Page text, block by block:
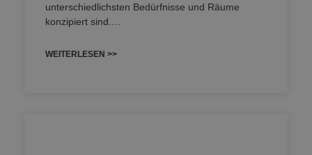
unterschiedlichsten Bedürfnisse und Räume
konzipiert sind.…
WEITERLESEN >>